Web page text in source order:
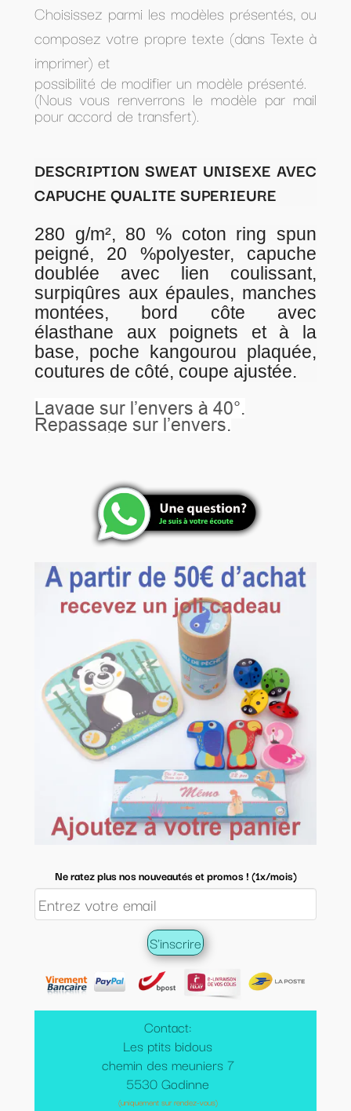
Contact:
Les ptits bidous
chemin des meuniers 7
5530 Godinne
(uniquement sur rendez-vous)
Ne ratez plus nos nouveautés et promos ! (1x/mois)
Choisissez parmi les modèles présentés, ou
composez votre propre texte (dans Texte à
imprimer) et
possibilité de modifier un modèle présenté.
(Nous vous renverrons le modèle par mail
pour accord de transfert).
DESCRIPTION SWEAT UNISEXE AVEC
CAPUCHE QUALITE SUPERIEURE
280 g/m², 80 % coton ring spun
peigné, 20 %polyester, capuche
doublée avec lien coulissant,
surpiqûres aux épaules, manches
montées, bord côte avec
élasthane aux poignets et à la
base, poche kangourou plaquée,
coutures de côté, coupe ajustée.
Lavage sur l’envers à 40°.
Repassage sur l’envers.